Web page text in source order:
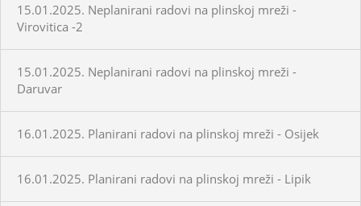
15.01.2025. Neplanirani radovi na plinskoj mreži -
Virovitica -2
15.01.2025. Neplanirani radovi na plinskoj mreži -
Daruvar
16.01.2025. Planirani radovi na plinskoj mreži - Osijek
16.01.2025. Planirani radovi na plinskoj mreži - Lipik